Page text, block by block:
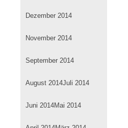
Dezember 2014
November 2014
September 2014
August 2014Juli 2014
Juni 2014Mai 2014